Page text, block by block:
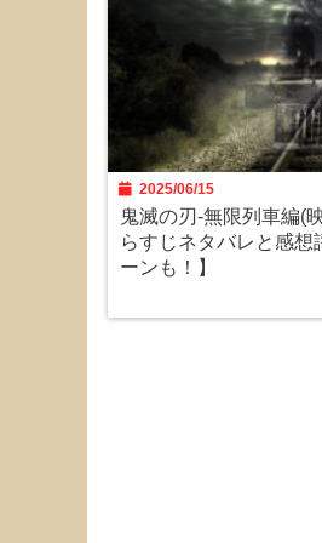
2025/06/15
鬼滅の刃-無限列車編(
らすじネタバレと感
ーンも！】